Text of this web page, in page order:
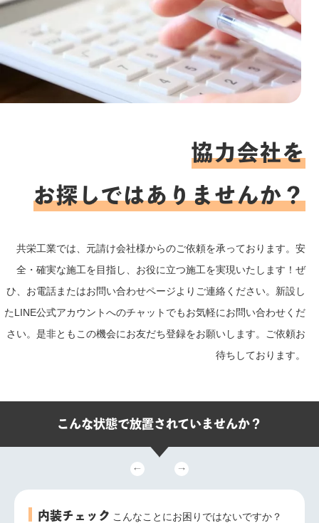
協力会社を
お探しではありませんか？
共栄工業では、元請け会社様からのご依頼を承っております。安
全・確実な施工を目指し、お役に立つ施工を実現いたします！ぜ
ひ、お電話またはお問い合わせページよりご連絡ください。新設し
たLINE公式アカウントへのチャットでもお気軽にお問い合わせくだ
さい。是非ともこの機会にお友だち登録をお願いします。ご依頼お
待ちしております。
こんな状態で放置されていませんか？
内装チェック こんなことにお困りではないですか？